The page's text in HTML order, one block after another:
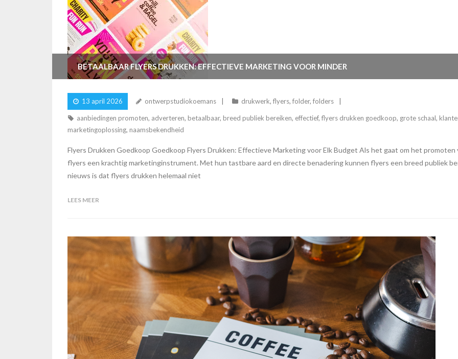
BETAALBAAR FLYERS DRUKKEN: EFFECTIEVE MARKETING VOOR MINDER
13 april 2026 ontwerpstudiokoemans drukwerk, flyers, folder, folders
aanbiedingen promoten, adverteren, betaalbaar, breed publiek bereiken, effectief, flyers drukken goedkoop, grote schaal,
marketingoplossing, naamsbekendheid
Flyers Drukken Goedkoop Goedkoop Flyers Drukken: Effectieve Marketing voor Elk Budget Als het gaat om het
flyers een krachtig marketinginstrument. Met hun tastbare aard en directe benadering kunnen flyers een breed publiek
nieuws is dat flyers drukken helemaal niet
LEES MEER